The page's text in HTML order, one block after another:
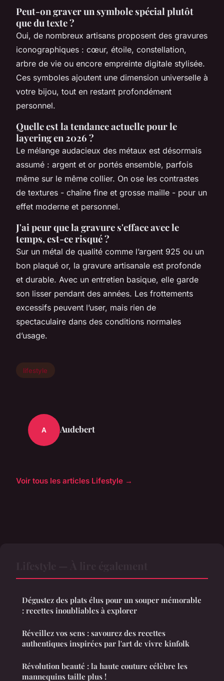
Peut-on graver un symbole spécial plutôt
que du texte ?
Oui, de nombreux artisans proposent des gravures
iconographiques : cœur, étoile, constellation,
arbre de vie ou encore empreinte digitale stylisée.
Ces symboles ajoutent une dimension universelle à
votre bijou, tout en restant profondément
personnel.
Quelle est la tendance actuelle pour le
layering en 2026 ?
Le mélange audacieux des métaux est désormais
assumé : argent et or portés ensemble, parfois
même sur le même collier. On ose les contrastes
de textures - chaîne fine et grosse maille - pour un
effet moderne et personnel.
J'ai peur que la gravure s'efface avec le
temps, est-ce risqué ?
Sur un métal de qualité comme l’argent 925 ou un
bon plaqué or, la gravure artisanale est profonde
et durable. Avec un entretien basique, elle garde
son lisser pendant des années. Les frottements
excessifs peuvent l’user, mais rien de
spectaculaire dans des conditions normales
d’usage.
lifestyle
A Audebert
Voir tous les articles Lifestyle →
Dégustez des plats élus pour un souper mémorable
: recettes inoubliables à explorer
Réveillez vos sens : savourez des recettes
authentiques inspirées par l'art de vivre kinfolk
Révolution beauté : la haute couture célèbre les
mannequins taille plus !